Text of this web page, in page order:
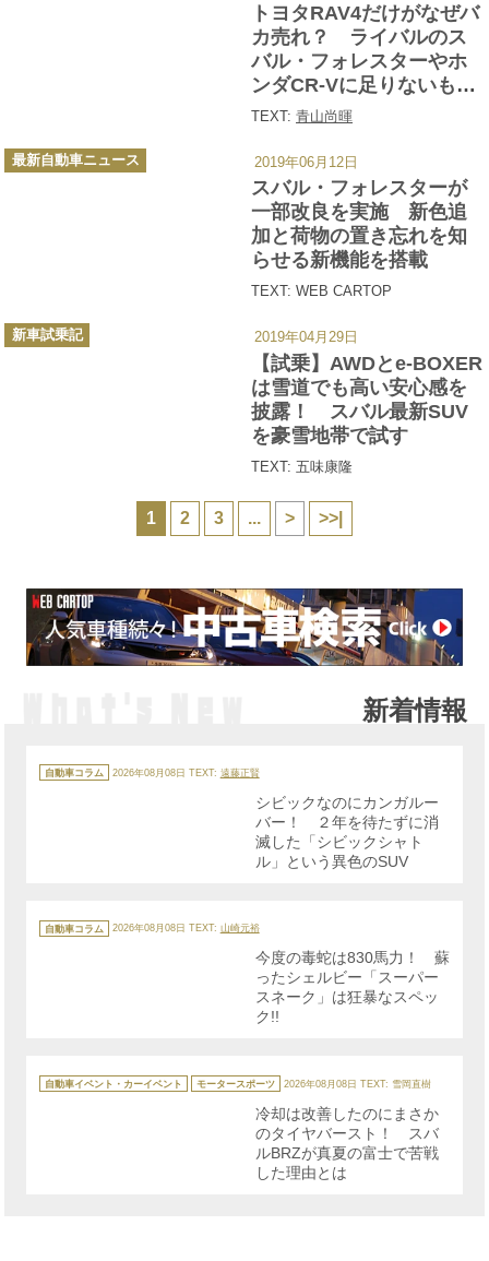
トヨタRAV4だけがなぜバ
カ売れ？ ライバルのス
バル・フォレスターやホ
ンダCR-Vに足りないもの
とは
TEXT: 青山尚暉
スバル・フォレスターが
一部改良を実施 新色追
加と荷物の置き忘れを知
らせる新機能を搭載
TEXT: WEB CARTOP
カ
テ
最新自動車ニュース 2019年06月12日
【試乗】AWDとe-BOXER
は雪道でも高い安心感を
披露！ スバル最新SUV
を豪雪地帯で試す
TEXT: 五味康隆
カ
テ
新車試乗記 2019年04月29日
1 2 3 ... > >>|
新着情報
テ
ゴ
自動車コラム 2026年08月08日 TEXT: 遠藤正賢
シビックなのにカンガルー
バー！ ２年を待たずに消
滅した「シビックシャト
ル」という異色のSUV
テ
ゴ
自動車コラム 2026年08月08日 TEXT: 山崎元裕
今度の毒蛇は830馬力！ 蘇
ったシェルビー「スーパー
スネーク」は狂暴なスペッ
ク!!
テ
ゴ
自動車イベント・カーイベント モータースポーツ 2026年08月08日 TEXT: 雪岡直樹
冷却は改善したのにまさか
のタイヤバースト！ スバ
ルBRZが真夏の富士で苦戦
した理由とは